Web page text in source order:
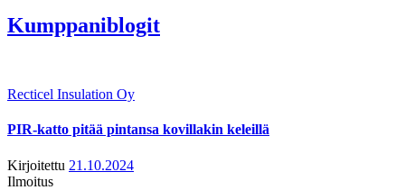
Kumppaniblogit
Recticel Insulation Oy
PIR-katto pitää pintansa kovillakin keleillä
Kirjoitettu 21.10.2024
Ilmoitus